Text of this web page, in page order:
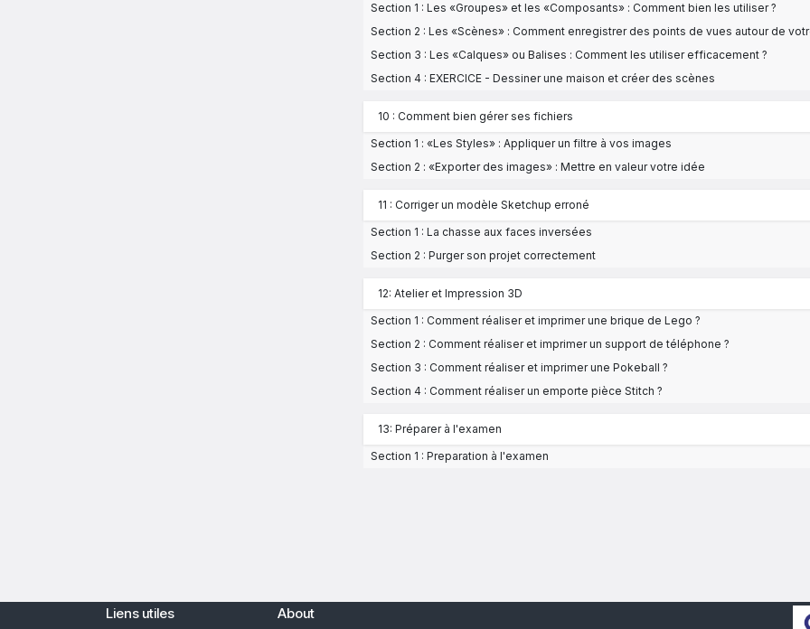
Section 1 : Les «Groupes» et les «Composants» : Comment bien les utiliser ?
Section 2 : Les «Scènes» : Comment enregistrer des points de vues autour de
Section 3 : Les «Calques» ou Balises : Comment les utiliser efficacement ?
Section 4 : EXERCICE - Dessiner une maison et créer des scènes
10 : Comment bien gérer ses fichiers
Section 1 : «Les Styles» : Appliquer un filtre à vos images
Section 2 : «Exporter des images» : Mettre en valeur votre idée
11 : Corriger un modèle Sketchup erroné
Section 1 : La chasse aux faces inversées
Section 2 : Purger son projet correctement
12: Atelier et Impression 3D
Section 1 : Comment réaliser et imprimer une brique de Lego ?
Section 2 : Comment réaliser et imprimer un support de téléphone ?
Section 3 : Comment réaliser et imprimer une Pokeball ?
Section 4 : Comment réaliser un emporte pièce Stitch ?
13: Préparer à l'examen
Section 1 : Preparation à l'examen
Liens utiles About